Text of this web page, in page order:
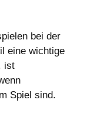
bei der
eine wichtige
ist
Spiel sind.